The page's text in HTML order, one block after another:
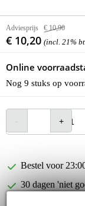
Adviesprijs € 10,90
€ 10,20 (incl. 21%
Online
Nog 9 stuks op
Bestel voor
30 dagen 'niet